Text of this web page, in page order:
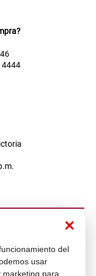
×
del
usar
marketing para
4444